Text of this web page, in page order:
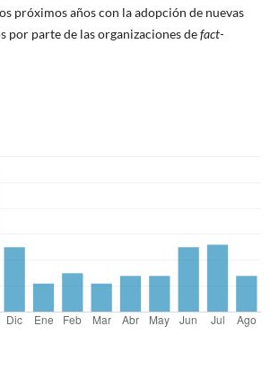
próximos años con la adopción de nuevas
por parte de las organizaciones defact-